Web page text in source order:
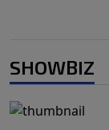
SHOWBIZ